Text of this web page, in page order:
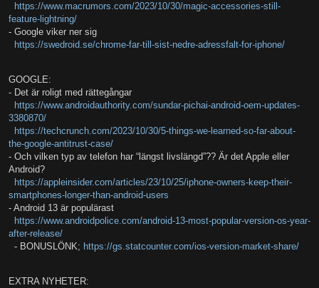
https://www.macrumors.com/2023/10/30/magic-accessories-still-
feature-lightning/
- Google viker ner sig
https://swedroid.se/chrome-far-till-sist-nedre-adressfalt-for-iphone/
GOOGLE:
- Det är roligt med rättegångar
https://www.androidauthority.com/sundar-pichai-android-oem-updates-
3380870/
https://techcrunch.com/2023/10/30/5-things-we-learned-so-far-about-
the-google-antitrust-case/
- Och vilken typ av telefon har “längst livslängd”?? Är det Apple eller
Android?
https://appleinsider.com/articles/23/10/25/iphone-owners-keep-their-
smartphones-longer-than-android-users
- Android 13 är populärast
https://www.androidpolice.com/android-13-most-popular-version-os-year-
after-release/
- BONUSLÖNK; https://gs.statcounter.com/ios-version-market-share/
EXTRA NYHETER: